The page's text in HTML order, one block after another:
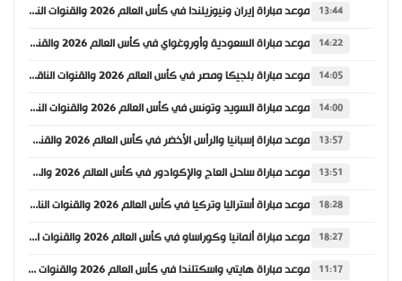
13:44 موعد مباراة إيران ونيوزيلندا في كأس العالم 2026 والقنوات الناقلة
14:22 موعد مباراة السعودية وأوروغواي في كأس العالم 2026 والقنوات الناقلة
14:05 موعد مباراة بلجيكا ومصر في كأس العالم 2026 والقنوات الناقلة
14:00 موعد مباراة السويد وتونس في كأس العالم 2026 والقنوات الناقلة
13:57 موعد مباراة إسبانيا والرأس الأخضر في كأس العالم 2026 والقنوات الناقلة
13:51 موعد مباراة ساحل العاج والإكوادور في كأس العالم 2026 والقنوات الناقلة
18:28 موعد مباراة أستراليا وتركيا في كأس العالم 2026 والقنوات الناقلة
18:27 موعد مباراة ألمانيا وكوراساو في كأس العالم 2026 والقنوات الناقلة
11:17 موعد مباراة هايتي واسكتلندا في كأس العالم 2026 والقنوات الناقلة